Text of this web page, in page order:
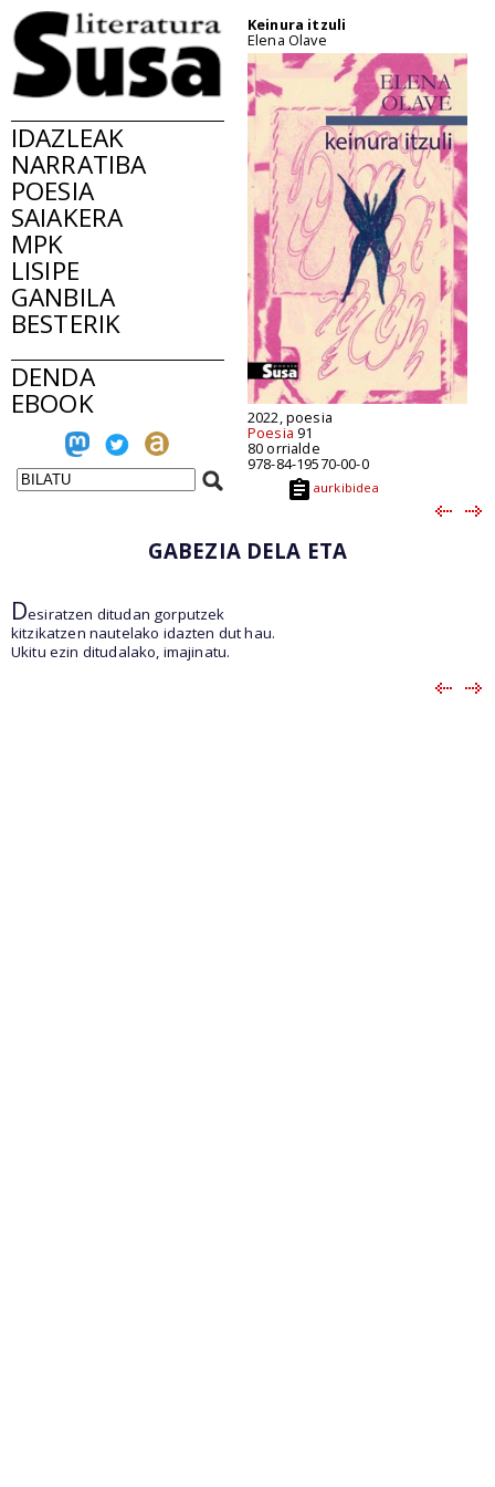
IDAZLEAK
NARRATIBA
POESIA
SAIAKERA
MPK
LISIPE
GANBILA
BESTERIK
DENDA
EBOOK
Keinura itzuli
Elena Olave
2022, poesia
Poesia 91
80 orrialde
978-84-19570-00-0
aurkibidea
GABEZIA DELA ETA
Desiratzen ditudan gorputzek
kitzikatzen nautelako idazten dut hau.
Ukitu ezin ditudalako, imajinatu.